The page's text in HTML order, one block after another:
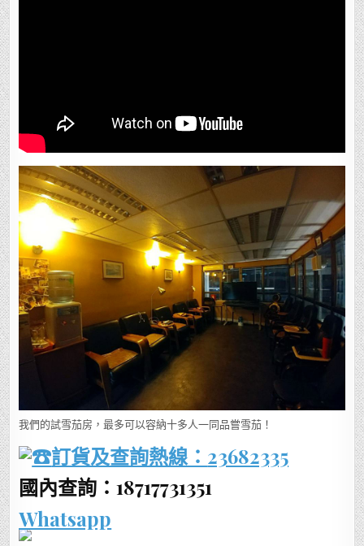
我們的試雪茄房，最多可以容納十多人一同品嘗雪茄！
訂貨及查詢熱線： 23682335
國內查詢：18717731351
Whatsapp